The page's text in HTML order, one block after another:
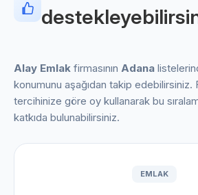
Alay Emlak firmasının Adana
konumunu aşağıdan takip edebilirsiniz.
tercihinize göre oy kullanarak bu
katkıda bulunabilirsiniz.
EMLAK